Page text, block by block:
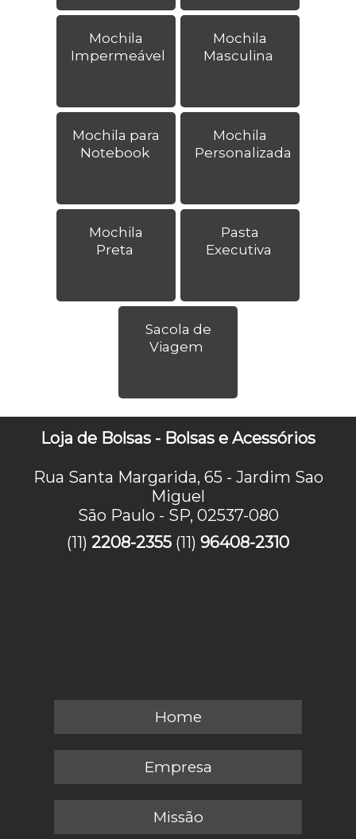
Mochila
Impermeável
Mochila
Masculina
Mochila para
Notebook
Mochila
Personalizada
Mochila
Preta
Pasta
Executiva
Sacola de
Viagem
Loja de Bolsas - Bolsas e Acessórios
Rua Santa Margarida, 65 - Jardim Sao
Miguel
São Paulo - SP, 02537-080
(11) 2208-2355 (11) 96408-2310
Home
Empresa
Missão